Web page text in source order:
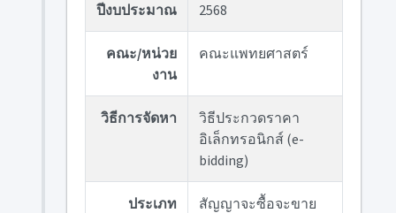
ปีงบประมาณ 2568
คณะ/หน่วย
งาน
คณะแพทยศาสตร์
วิธีการจัดหา
วิธีประกวดราคา
อิเล็กทรอนิกส์ (e-
bidding)
ประเภท
สัญญาจะซื้อจะขาย